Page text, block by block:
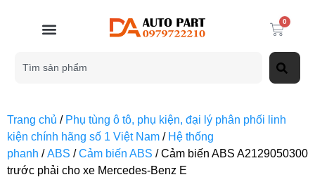
0
Trang chủ / Phụ tùng ô tô, phụ kiện, đại lý phân phối linh
kiện chính hãng số 1 Việt Nam / Hệ thống
phanh /ABS /Cảm biến ABS / Cảm biến ABS A2129050300
trước phải cho xe Mercedes-Benz E